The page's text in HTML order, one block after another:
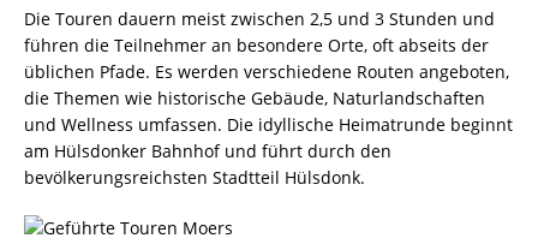
Die Touren dauern meist zwischen 2,5 und 3 Stunden und
führen die Teilnehmer an besondere Orte, oft abseits der
üblichen Pfade. Es werden verschiedene Routen angeboten,
die Themen wie historische Gebäude, Naturlandschaften
und Wellness umfassen. Die idyllische Heimatrunde beginnt
am Hülsdonker Bahnhof und führt durch den
bevölkerungsreichsten Stadtteil Hülsdonk.